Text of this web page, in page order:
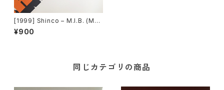
[1999] Shinco – M.I.B. (Me
guro Incredible Beats) [Ha
rd Disk]
¥900
同じカテゴリの商品